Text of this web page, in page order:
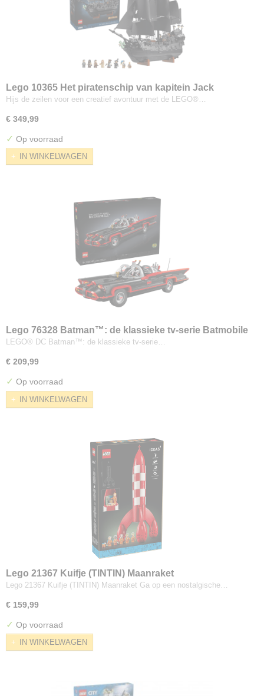
Lego 10365 Het piratenschip van kapitein Jack
Sparrow
Hijs de zeilen voor een creatief avontuur met de LEGO®…
€ 349,99
✓ Op voorraad
IN WINKELWAGEN
Lego 76328 Batman™: de klassieke tv-serie Batmobile
LEGO® DC Batman™: de klassieke tv-serie…
€ 209,99
✓ Op voorraad
IN WINKELWAGEN
Lego 21367 Kuifje (TINTIN) Maanraket
Lego 21367 Kuifje (TINTIN) Maanraket Ga op een nostalgische…
€ 159,99
✓ Op voorraad
IN WINKELWAGEN